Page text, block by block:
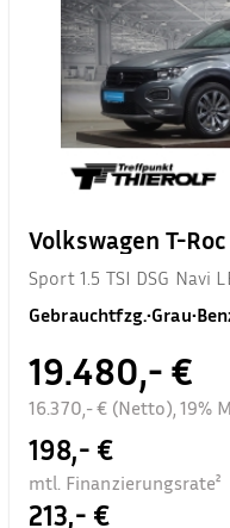
Volkswagen T-Roc
Sport 1.5 TSI DSG Navi
Gebrauchtfzg.•Grau•
19.480,- €
16.370,- € (Netto), 19%
198,- €
mtl. Finanzierungsrate²
213,- €